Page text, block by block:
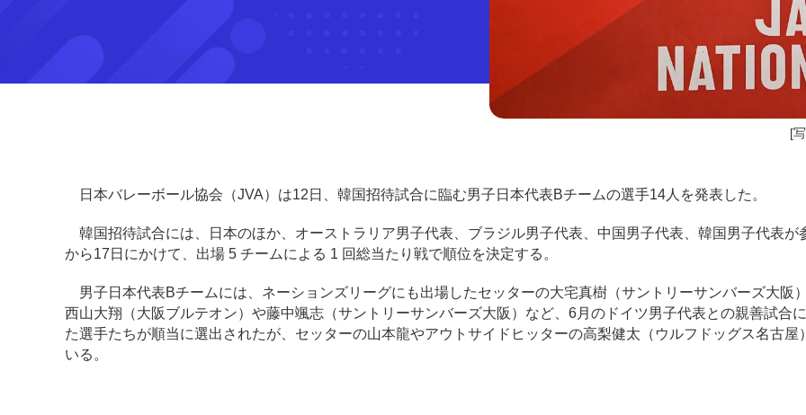
[
日本バレーボール協会（JVA）は12日、韓国招待試合に臨む男子日本代表Bチームの選手14人を発表した。
韓国招待試合には、日本のほか、オーストラリア男子代表、ブラジル男子代表、中国男子代表、韓国男子代表が
から17日にかけて、出場 5 チームによる 1 回総当たり戦で順位を決定する。
男子日本代表Bチームには、ネーションズリーグにも出場したセッターの大宅真樹（サントリーサンバーズ大阪
西山大翔（大阪ブルテオン）や藤中颯志（サントリーサンバーズ大阪）など、6月のドイツ男子代表との親善試合
た選手たちが順当に選出されたが、セッターの山本龍やアウトサイドヒッターの高梨健太（ウルフドッグス名古屋
いる。